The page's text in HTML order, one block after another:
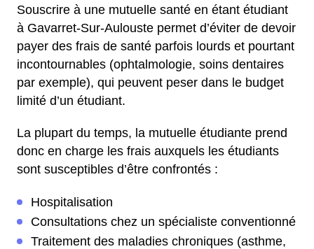
Souscrire à une mutuelle santé en étant étudiant
à Gavarret-Sur-Aulouste permet d’éviter de devoir
payer des frais de santé parfois lourds et pourtant
incontournables (ophtalmologie, soins dentaires
par exemple), qui peuvent peser dans le budget
limité d’un étudiant.
La plupart du temps, la mutuelle étudiante prend
donc en charge les frais auxquels les étudiants
sont susceptibles d’être confrontés :
Hospitalisation
Consultations chez un spécialiste conventionné
Traitement des maladies chroniques (asthme,